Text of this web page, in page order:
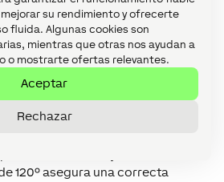
su rendimiento y ofrecerte
fluida. Algunas cookies son
mientras que otras nos ayudan a
o mostrarte ofertas relevantes.
Aceptar
Rechazar
duradera
y regulable
instalarse en techos, paredes o
adaptable a diferentes estilos de
estándar (68-72mm de
60mm de profundidad) y sus
120º asegura una correcta